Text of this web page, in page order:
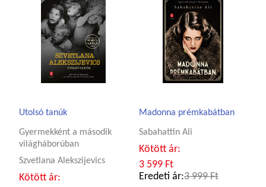
Utolsó tanúk
Gyermekként a második
világháborúban
Szvetlana Alekszijevics
Kötött ár:
Madonna prémkabátban
Sabahattin Ali
Kötött ár:
3 599 Ft
Eredeti ár:3 999 Ft